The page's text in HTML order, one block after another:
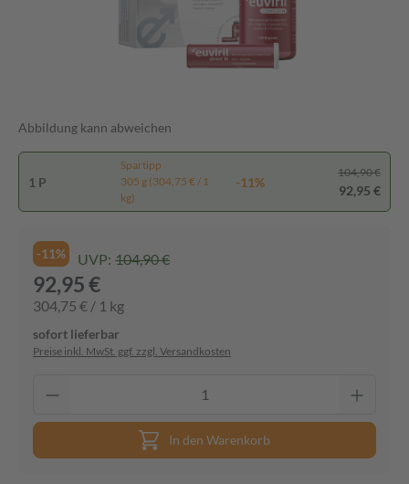
Abbildung kann abweichen
1 P
Spartipp
305 g (304,75 € / 1
kg)
-11%
104,90 €
92,95 €
-11% UVP: 104,90 €
92,95 €
304,75 € / 1 kg
sofort lieferbar
Preise inkl. MwSt. ggf. zzgl. Versandkosten
In den Warenkorb